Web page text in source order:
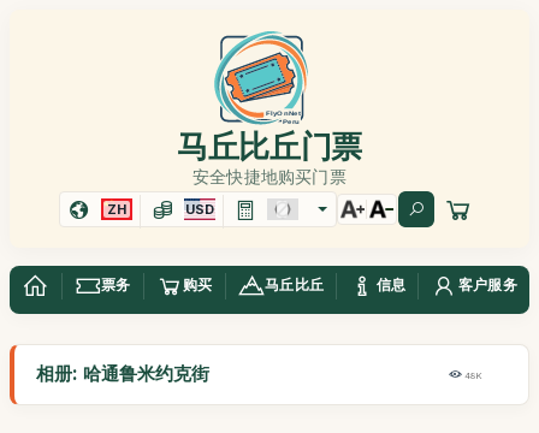
马丘比丘门票
安全快捷地购买门票
ZH USD
票务 购买 马丘比丘 信息 客户服务
相册: 哈通鲁米约克街 48K